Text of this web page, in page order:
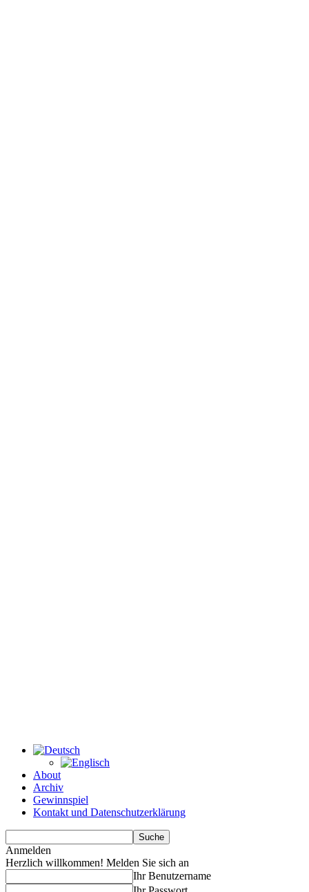
About
Archiv
Gewinnspiel
Kontakt und Datenschutzerklärung
Anmelden
Herzlich willkommen! Melden Sie sich an
Ihr Benutzername